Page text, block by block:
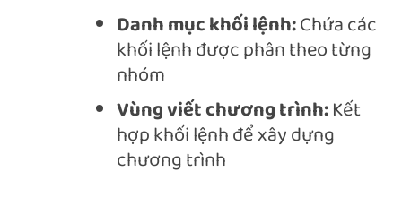
Danh mục khối lệnh:Chứa các
khối lệnh được phân theo từng
nhóm
Vùng viết chương trình:Kết
hợp khối lệnh để xây dựng
chương trình